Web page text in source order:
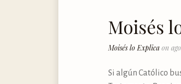
Moisés
Moisés lo Explica on
Si algún Católico